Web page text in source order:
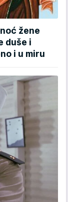
žene
duše i
i u miru